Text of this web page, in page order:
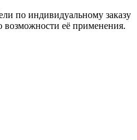
по индивидуальному заказу
возможности её применения.